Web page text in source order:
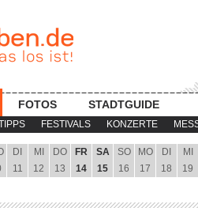
FESTIVALS KONZERTE
FOTOS STADTGUIDE
DI
11
MI
12
DO
13
FR
14
SA
15
SO
16
MO
17
DI
18
MI
19